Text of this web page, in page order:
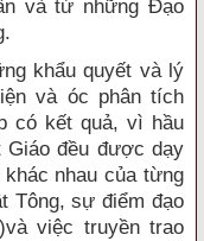
và từ những Ðạo
khẩu quyết và lý
và óc phân tích
có kết quả, vì hầu
Giáo đều được dạy
nhau của từng
Tông, sự điểm đạo
việc truyền trao